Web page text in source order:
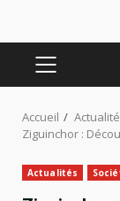
MENU
PRINCIPAL
Accueil
Ziguinchor :
Actualités